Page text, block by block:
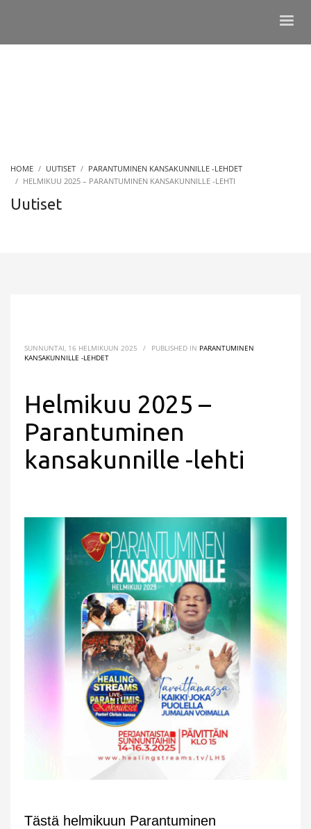
HOME UUTISET
PARANTUMINEN KANSAKUNNILLE -LEHDET
HELMIKUU 2025 – PARANTUMINEN KANSAKUNNILLE -LEHTI
Uutiset
SUNNUNTAI, 16 HELMIKUUN 2025 / PUBLISHED IN PARANTUMINEN
KANSAKUNNILLE -LEHDET
Helmikuu 2025 –
Parantuminen
kansakunnille -lehti
Tästä helmikuun Parantuminen